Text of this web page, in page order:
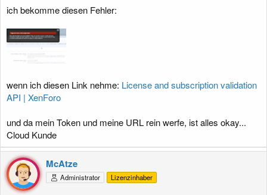
ich bekomme diesen Fehler:
wenn ich diesen Link nehme: License and subscription validation
API | XenForo
und da mein Token und meine URL rein werfe, ist alles okay...
Cloud Kunde
McAtze
Administrator Lizenzinhaber